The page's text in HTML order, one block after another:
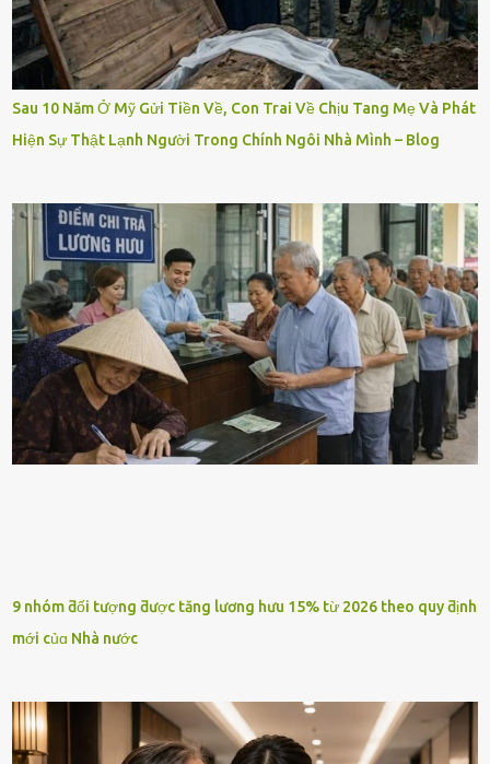
Sau 10 Năm Ở Mỹ Gửi Tiền Về, Con Trai Về Chịu Tang Mẹ Và Phát
Hiện Sự Thật Lạnh Người Trong Chính Ngôi Nhà Mình – Blog
9 nhóm ƌối tượng ƌược tăng lương hưu 15% từ 2026 theo quy ƌịnh
mới củɑ Nhà nước